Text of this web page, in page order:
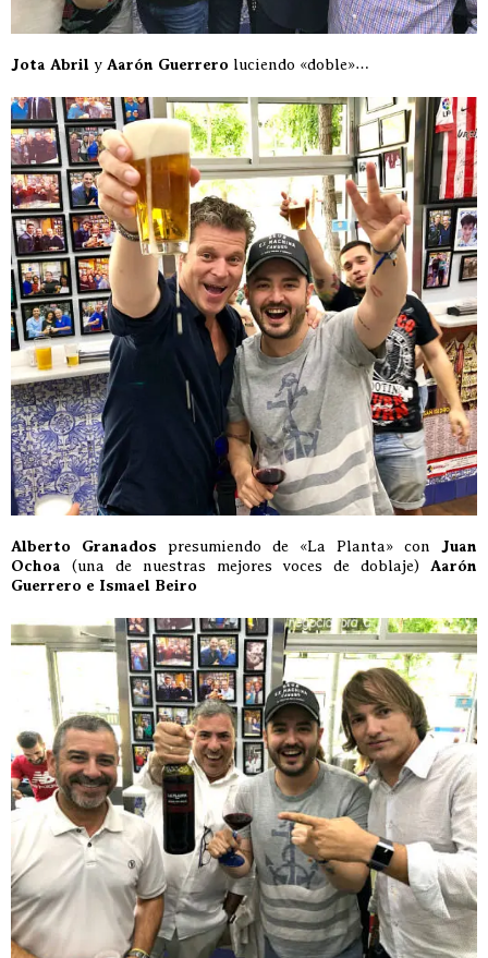
Jota Abril y Aarón Guerrero luciendo «doble»…
Alberto Granados presumiendo de «La Planta» con Juan
Ochoa (una de nuestras mejores voces de doblaje) Aarón
Guerrero e Ismael Beiro